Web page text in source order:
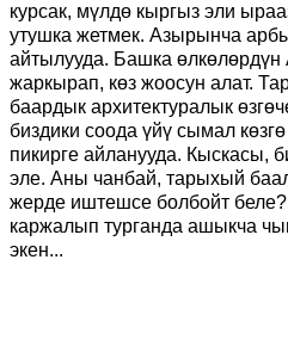
курсак, мүлдө кыргыз эли
утушка жетмек. Азырынча
айтылууда. Башка
жаркырап, көз жоосун алат.
баардык архитектуралык
биздики соода үйү сымал
пикирге айланууда. Кыскасы,
эле. Аны чанбай, тарыхый
жерде иштешсе болбойт
каржалып турганда ашыкча
экен...